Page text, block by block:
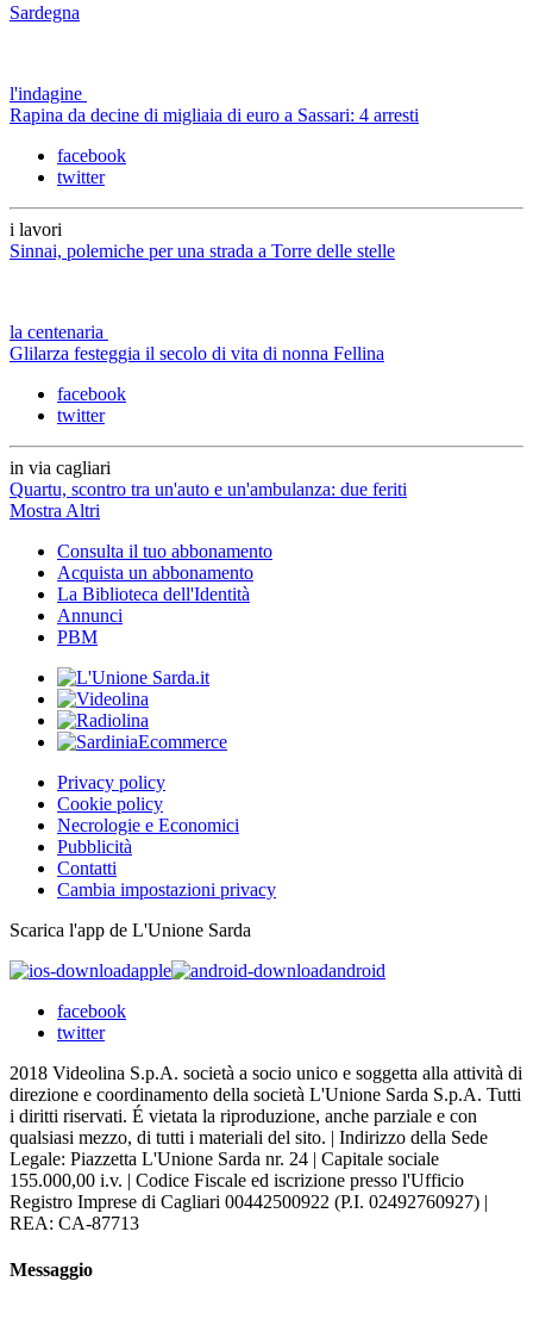
Sardegna
l'indagine
Rapina da decine di migliaia di euro a Sassari: 4 arresti
facebook
twitter
i lavori
Sinnai, polemiche per una strada a Torre delle stelle
la centenaria
Glilarza festeggia il secolo di vita di nonna Fellina
facebook
twitter
in via cagliari
Quartu, scontro tra un'auto e un'ambulanza: due feriti
Mostra Altri
Consulta il tuo abbonamento
Acquista un abbonamento
La Biblioteca dell'Identità
Annunci
PBM
Privacy policy
Cookie policy
Necrologie e Economici
Pubblicità
Contatti
Cambia impostazioni privacy
Scarica l'app de L'Unione Sarda
apple
android
facebook
twitter
2018 Videolina S.p.A. società a socio unico e soggetta alla attività di
direzione e coordinamento della società L'Unione Sarda S.p.A. Tutti
i diritti riservati. É vietata la riproduzione, anche parziale e con
qualsiasi mezzo, di tutti i materiali del sito. | Indirizzo della Sede
Legale: Piazzetta L'Unione Sarda nr. 24 | Capitale sociale
155.000,00 i.v. | Codice Fiscale ed iscrizione presso l'Ufficio
Registro Imprese di Cagliari 00442500922 (P.I. 02492760927) |
REA: CA-87713
Messaggio